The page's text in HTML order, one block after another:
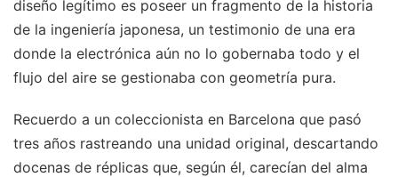
diseño legítimo es poseer un fragmento de la historia
de la ingeniería japonesa, un testimonio de una era
donde la electrónica aún no lo gobernaba todo y el
flujo del aire se gestionaba con geometría pura.
Recuerdo a un coleccionista en Barcelona que pasó
tres años rastreando una unidad original, descartando
docenas de réplicas que, según él, carecían del alma